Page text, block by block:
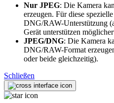
Nur JPEG: Die Kamera
erzeugen. Für diese
DNG/RAW-Unterstützung
Gerät unterstützen
JPEG/DNG: Die Kamera
DNG/RAW-Format
oder beide gleichzeitig).
Schließen